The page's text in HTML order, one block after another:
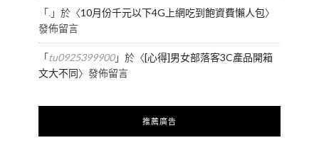
「.」於〈10月份千元以下4G上網吃到飽資費懶人包〉
發佈留言
「tu0925399900」於〈[心得]男女部落客3C產品開箱
文大不同〉發佈留言
推薦廣告